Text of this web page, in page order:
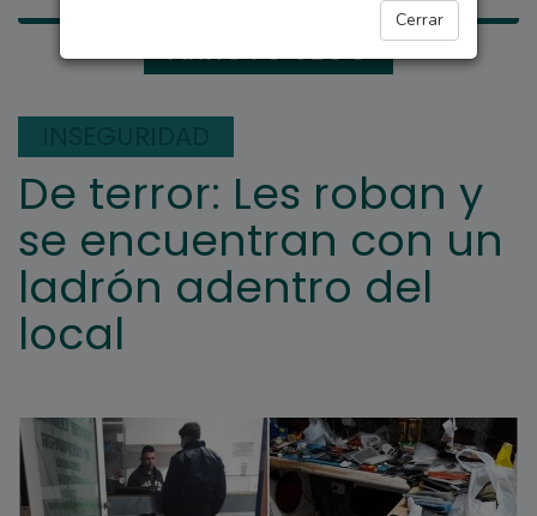
Cerrar
ARROYO SECO
De terror: Les roban y
se encuentran con un
ladrón adentro del
local